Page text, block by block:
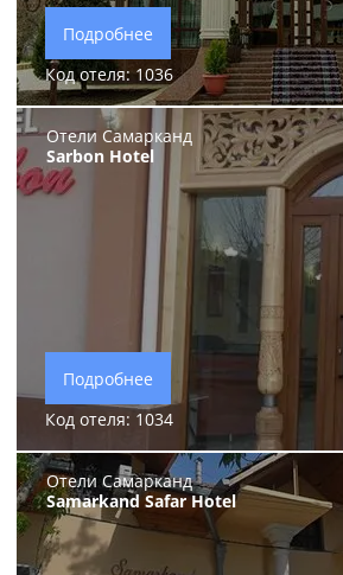
Подробнее
Код отеля: 1036
Отели Самарканд
Sarbon Hotel
Подробнее
Код отеля: 1034
Отели Самарканд
Samarkand Safar Hotel